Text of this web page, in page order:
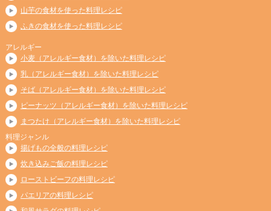
山芋の食材を使った料理レシピ
ふきの食材を使った料理レシピ
アレルギー
小麦（アレルギー食材）を除いた料理レシピ
乳（アレルギー食材）を除いた料理レシピ
そば（アレルギー食材）を除いた料理レシピ
ピーナッツ（アレルギー食材）を除いた料理レシピ
まつたけ（アレルギー食材）を除いた料理レシピ
料理ジャンル
揚げもの全般の料理レシピ
炊き込みご飯の料理レシピ
ローストビーフの料理レシピ
パエリアの料理レシピ